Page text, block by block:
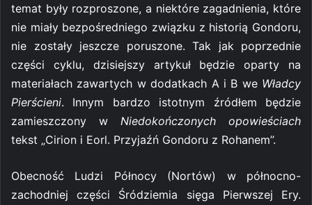
temat były rozproszone, a niektóre zagadnienia, które
nie miały bezpośredniego związku z historią Gondoru,
nie zostały jeszcze poruszone. Tak jak poprzednie
części cyklu, dzisiejszy artykuł będzie oparty na
materiałach zawartych w dodatkach A i B we Władcy
Pierścieni. Innym bardzo istotnym źródłem będzie
zamieszczony w Niedokończonych opowieściach
tekst „Cirion i Eorl. Przyjaźń Gondoru z Rohanem”.
Obecność Ludzi Północy (Nortów) w północno-
zachodniej części Śródziemia sięga Pierwszej Ery.